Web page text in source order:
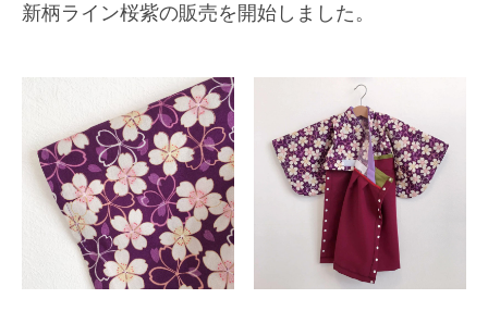
新柄ライン桜紫の販売を開始しました。